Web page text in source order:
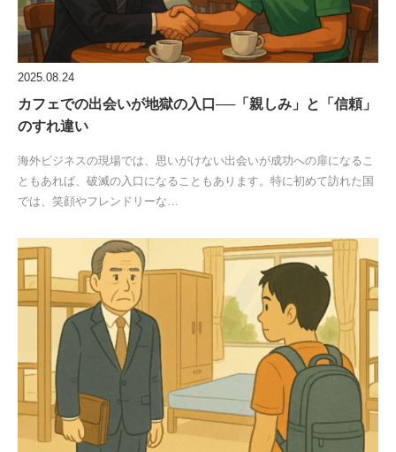
2025.08.24
カフェでの出会いが地獄の入口──「親しみ」と「信頼」
のすれ違い
海外ビジネスの現場では、思いがけない出会いが成功への扉になるこ
ともあれば、破滅の入口になることもあります。特に初めて訪れた国
では、笑顔やフレンドリーな…